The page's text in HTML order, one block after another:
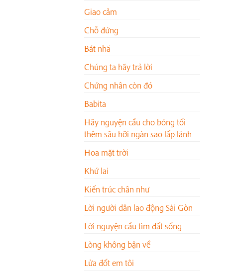
Giao cảm
Chỗ đứng
Bát nhã
Chúng ta hãy trả lời
Chứng nhân còn đó
Babita
Hãy nguyện cầu cho bóng tối
thêm sâu hỡi ngàn sao lấp lánh
Hoa mặt trời
Khứ lai
Kiến trúc chân như
Lời người dân lao động Sài Gòn
Lời nguyện cầu tìm đất sống
Lòng không bận về
Lửa đốt em tôi